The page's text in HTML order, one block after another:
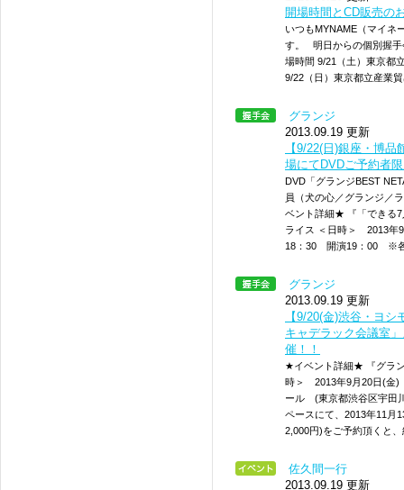
開場時間とCD販売の
いつもMYNAME（マイネ
す。 明日からの個別握
場時間 9/21（土）東京都
9/22（日）東京都立産業
グランジ
2013.09.19 更新
【9/22(日)銀座・博
場にてDVDご予約者
DVD「グランジBEST
員（犬の心／グランジ／
ベント詳細★ 『「できる
ライス ＜日時＞ 2013
18：30 開演19：00 ※
グランジ
2013.09.19 更新
【9/20(金)渋谷・ヨ
キャデラック会議室
催！！
★イベント詳細★ 『グラ
時＞ 2013年9月20日(金
ール (東京都渋谷区宇田
ペースにて、2013年11月
2,000円)をご予約頂くと、
佐久間一行
2013.09.19 更新